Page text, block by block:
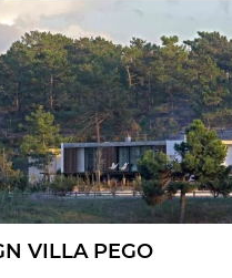
VILLA PEGO